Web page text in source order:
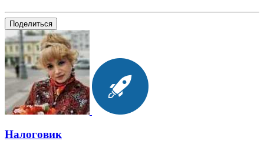
Поделиться
Налоговик